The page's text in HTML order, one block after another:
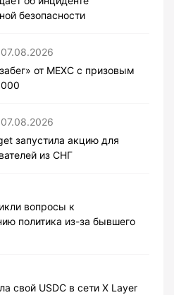
безопасности
07.08.2026
от MEXC с призовым
07.08.2026
запустила акцию для
из СНГ
вопросы к
политика из-за бывшего
свой USDC в сети X Layer